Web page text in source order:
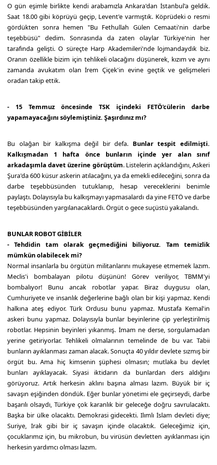
O gün eşimle birlikte kendi arabamızla Ankara'dan İstanbul'a geldik.
Saat 18.00 gibi köprüyü geçip, Levent'e varmıştık. Köprüdeki o resmi
gördükten sonra hemen "Bu Fethullah Gülen Cemaati'nin darbe
teşebbüsü" dedim. Sonrasında da zaten olaylar Türkiye'nin her
tarafında gelişti. O süreçte Harp Akademileri'nde lojmandaydık biz.
Oranın özellikle bizim için tehlikeli olacağını düşünerek, kızım ve aynı
zamanda avukatım olan İrem Çiçek'in evine geçtik ve gelişmeleri
oradan takip ettik.
- 15 Temmuz öncesinde TSK içindeki FETÖ'cülerin darbe
yapamayacağını söylemiştiniz. Şaşırdınız mı?
Bu olağan bir kalkışma değil bir defa. Bunlar tespit edilmişti.
Kalkışmadan 1 hafta önce bunların içinde yer alan sınıf
arkadaşımla davet üzerine görüştüm. Listelerin açıklandığını, Askeri
Şura'da 600 küsur askerin atılacağını, ya da emekli edileceğini, sonra da
darbe teşebbüsünden tutuklanıp, hesap vereceklerini benimle
paylaştı. Dolayısıyla bu kalkışmayı yapmasalardı da yine FETÖ ve darbe
teşebbüsünden yargılanacaklardı. Örgüt o gece suçüstü yakalandı.
BUNLAR ROBOT GİBİLER
- Tehdidin tam olarak geçmediğini biliyoruz. Tam temizlik
mümkün olabilecek mi?
Normal insanlarla bu örgütün militanlarını mukayese etmemek lazım.
Meclis'i bombalayan pilotu düşünün! Görev veriliyor, TBMM'yi
bombalıyor! Bunu ancak robotlar yapar. Biraz duygusu olan,
Cumhuriyete ve insanlık değerlerine bağlı olan bir kişi yapmaz. Kendi
halkına ateş ediyor. Türk Ordusu bunu yapmaz. Mustafa Kemal'in
askeri bunu yapmaz. Dolayısıyla bunlar beyinlerine çip yerleştirilmiş
robotlar. Hepsinin beyinleri yıkanmış. İmam ne derse, sorgulamadan
yerine getiriyorlar. Tehlikeli olmalarının temelinde de bu var. Tabii
bunların ayıklanması zaman alacak. Sonuçta 40 yıldır devlete sızmış bir
örgüt bu. Ama hiç kimsenin şüphesi olmasın; mutlaka bu devlet
bunları ayıklayacak. Siyasi iktidarın da bunlardan ders aldığını
görüyoruz. Artık herkesin aklını başına alması lazım. Büyük bir iç
savaşın eşiğinden döndük. Eğer bunlar yönetimi ele geçirseydi, darbe
başarılı olsaydı, Türkiye çok karanlık bir geleceğe doğru savrulacaktı.
Başka bir ülke olacaktı. Demokrasi gidecekti. Ilımlı İslam devleti diye;
Suriye, Irak gibi bir iç savaşın içinde olacaktık. Geleceğimiz için,
çocuklarımız için, bu mikrobun, bu virüsün devletten ayıklanması için
herkesin yardımcı olması lazım.